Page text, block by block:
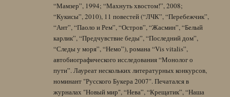
“Мамзер”, 1994; “Махнуть хвостом!”, 2008;
“Кукисы”, 2010), 11 повестей (“ЛЧК”, “Перебежчик”,
“Ант”, “Паоло и Рем”, “Остров”, “Жасмин”, “Белый
карлик”, “Предчувствие беды”, “Последний дом”,
“Следы у моря”, “Немо”), романа “Vis vitalis”,
автобиографического исследования “Монолог о
пути”. Лауреат нескольких литературных конкурсов,
номинант "Русского Букера 2007". Печатался в
журналах "Новый мир", “Нева”, “Крещатик”, “Наша